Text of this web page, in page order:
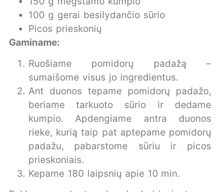
100 g gerai besilydančio sūrio
Picos prieskonių
Gaminame:
Ruošiame pomidorų padažą –
sumaišome visus jo ingredientus.
Ant duonos tepame pomidorų padažo,
beriame tarkuoto sūrio ir dedame
kumpio. Apdengiame antra duonos
rieke, kurią taip pat aptepame pomidorų
padažu, pabarstome sūriu ir picos
prieskoniais.
Kepame 180 laipsnių apie 10 min.